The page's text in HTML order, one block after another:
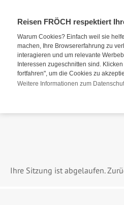
Reisen FRÖCH respektiert
Warum Cookies? Einfach weil sie
machen, Ihre Browsererfahrung zu
interagieren und um relevante
Interessen zugeschnitten sind.
fortfahren", um die Cookies zu
Weitere Informationen zum
Ihre Sitzung ist abgelaufen.